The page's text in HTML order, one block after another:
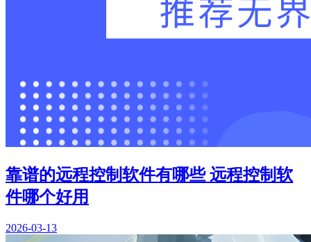
靠谱的远程控制软件有哪些 远程控制软
件哪个好用
2026-03-13